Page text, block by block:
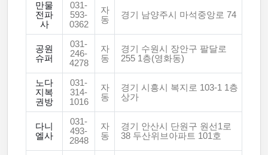
만물
전파
사
031-
593-
0362
자
동
경기 남양주시 마석중앙로 74
공원
슈퍼
031-
246-
4278
자
동
경기 수원시 장안구 팔달로
255 1층(영화동)
노다
지복
권방
031-
314-
1016
자
동
경기 시흥시 복지로 103-1 1층
상가
다니
엘사
031-
493-
2848
자
동
경기 안산시 단원구 원선1로
38 두산위브아파트 101호